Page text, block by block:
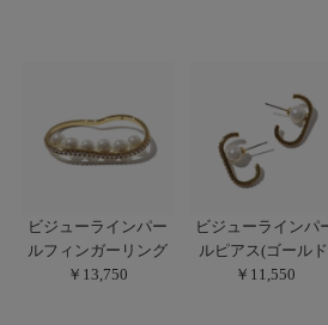
ビジューラインパー
ルフィンガーリング
￥13,750
ビジューラインパ
ルピアス(ゴール
￥11,550